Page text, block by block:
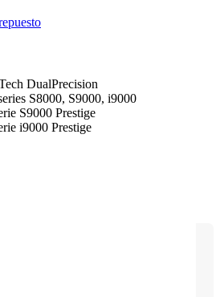
DualPrecision
S8000, S9000, i9000
S9000 Prestige
i9000 Prestige